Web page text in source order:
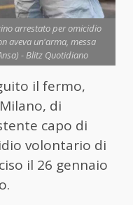
arrestato per omicidio
aveva un'arma, messa
- Blitz Quotidiano
il fermo,
di
capo di
volontario di
il 26 gennaio